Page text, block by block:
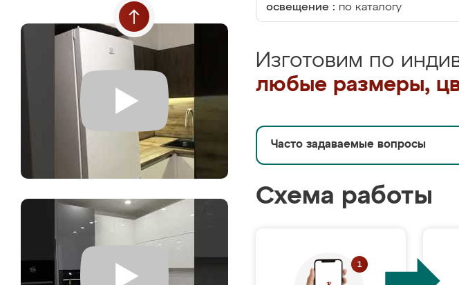
освещение : по каталогу
Изготовим по
любые размеры,
Часто задаваемые вопросы
Схема работы